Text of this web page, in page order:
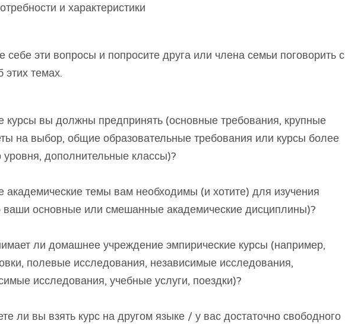
и характеристики
себе эти вопросы и попросите друга или члена семьи поговорить с
этих темах.
курсы вы должны предпринять (основные требования, крупные
на выбор, общие образовательные требования или курсы более
уровня, дополнительные классы)?
академические темы вам необходимы (и хотите) для изучения
ваши основные или смешанные академические дисциплины)?
ли домашнее учреждение эмпирические курсы (например,
полевые исследования, независимые исследования,
исследования, учебные услуги, поездки)?
ли вы взять курс на другом языке / у вас достаточно свободного